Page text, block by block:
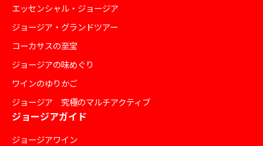
エッセンシャル・ジョージア
ジョージア・グランドツアー
コーカサスの至宝
ジョージアの味めぐり
ワインのゆりかご
ジョージア 究極のマルチアクティブ
ジョージアガイド
ジョージアワイン